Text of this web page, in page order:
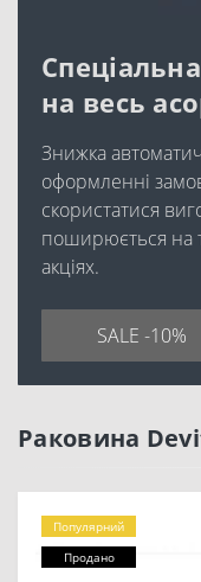
на весь
Знижка
оформленні
скористатися
поширюється на
акціях.
SALE -10%
Раковина
Популярний
Продано